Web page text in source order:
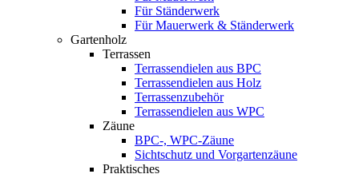
Für Ständerwerk
Für Mauerwerk & Ständerwerk
Gartenholz
Terrassen
Terrassendielen aus BPC
Terrassendielen aus Holz
Terrassenzubehör
Terrassendielen aus WPC
Zäune
BPC-, WPC-Zäune
Sichtschutz und Vorgartenzäune
Praktisches